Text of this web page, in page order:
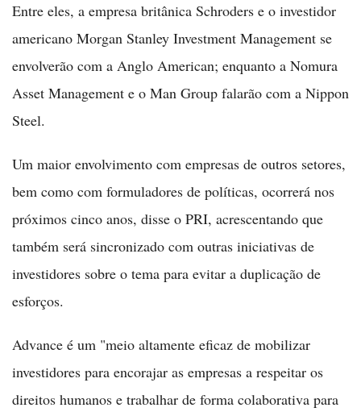
Entre eles, a empresa britânica Schroders e o investidor
americano Morgan Stanley Investment Management se
envolverão com a Anglo American; enquanto a Nomura
Asset Management e o Man Group falarão com a Nippon
Steel.
Um maior envolvimento com empresas de outros setores,
bem como com formuladores de políticas, ocorrerá nos
próximos cinco anos, disse o PRI, acrescentando que
também será sincronizado com outras iniciativas de
investidores sobre o tema para evitar a duplicação de
esforços.
Advance é um "meio altamente eficaz de mobilizar
investidores para encorajar as empresas a respeitar os
direitos humanos e trabalhar de forma colaborativa para